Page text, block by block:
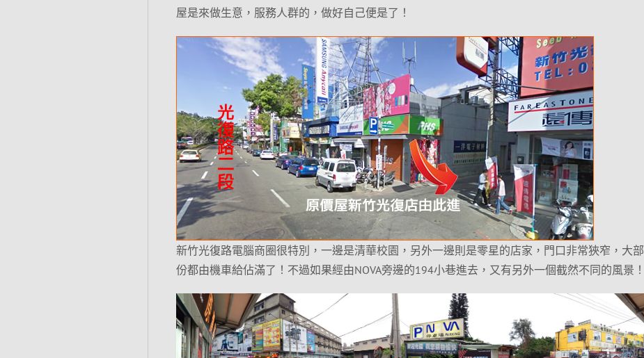
屋是來做生意，服務人群的，做好自己便是了！
新竹光復路電腦商圈很特別，一邊是清華校園，另外一邊則是零星的店家，門口非常狹窄，大部
份都由機車給佔滿了！不過如果經由NOVA旁邊的194小巷進去，又有另外一個截然不同的風景！